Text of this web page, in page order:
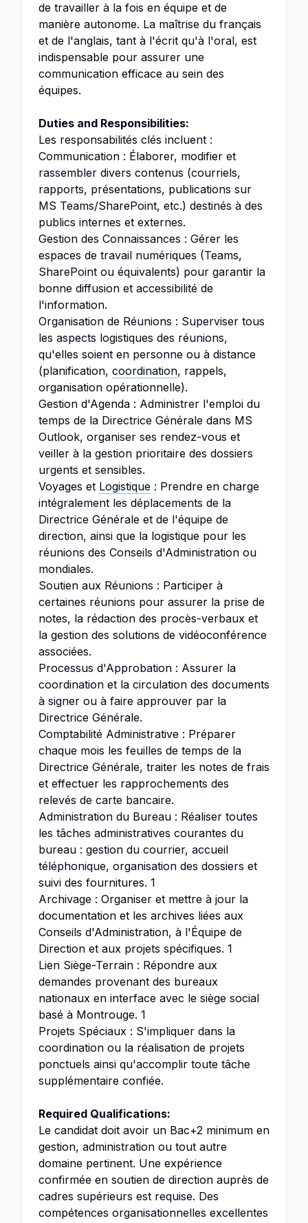
de travailler à la fois en équipe et de
manière autonome. La maîtrise du français
et de l'anglais, tant à l'écrit qu'à l'oral, est
indispensable pour assurer une
communication efficace au sein des
équipes.
Duties and Responsibilities:
Les responsabilités clés incluent :
Communication : Élaborer, modifier et
rassembler divers contenus (courriels,
rapports, présentations, publications sur
MS Teams/SharePoint, etc.) destinés à des
publics internes et externes.
Gestion des Connaissances : Gérer les
espaces de travail numériques (Teams,
SharePoint ou équivalents) pour garantir la
bonne diffusion et accessibilité de
l'information.
Organisation de Réunions : Superviser tous
les aspects logistiques des réunions,
qu'elles soient en personne ou à distance
(planification, coordination, rappels,
organisation opérationnelle).
Gestion d'Agenda : Administrer l'emploi du
temps de la Directrice Générale dans MS
Outlook, organiser ses rendez-vous et
veiller à la gestion prioritaire des dossiers
urgents et sensibles.
Voyages et Logistique : Prendre en charge
intégralement les déplacements de la
Directrice Générale et de l'équipe de
direction, ainsi que la logistique pour les
réunions des Conseils d'Administration ou
mondiales.
Soutien aux Réunions : Participer à
certaines réunions pour assurer la prise de
notes, la rédaction des procès-verbaux et
la gestion des solutions de vidéoconférence
associées.
Processus d'Approbation : Assurer la
coordination et la circulation des documents
à signer ou à faire approuver par la
Directrice Générale.
Comptabilité Administrative : Préparer
chaque mois les feuilles de temps de la
Directrice Générale, traiter les notes de frais
et effectuer les rapprochements des
relevés de carte bancaire.
Administration du Bureau : Réaliser toutes
les tâches administratives courantes du
bureau : gestion du courrier, accueil
téléphonique, organisation des dossiers et
suivi des fournitures. 1
Archivage : Organiser et mettre à jour la
documentation et les archives liées aux
Conseils d'Administration, à l'Équipe de
Direction et aux projets spécifiques. 1
Lien Siège-Terrain : Répondre aux
demandes provenant des bureaux
nationaux en interface avec le siège social
basé à Montrouge. 1
Projets Spéciaux : S'impliquer dans la
coordination ou la réalisation de projets
ponctuels ainsi qu'accomplir toute tâche
supplémentaire confiée.
Required Qualifications:
Le candidat doit avoir un Bac+2 minimum en
gestion, administration ou tout autre
domaine pertinent. Une expérience
confirmée en soutien de direction auprès de
cadres supérieurs est requise. Des
compétences organisationnelles excellentes